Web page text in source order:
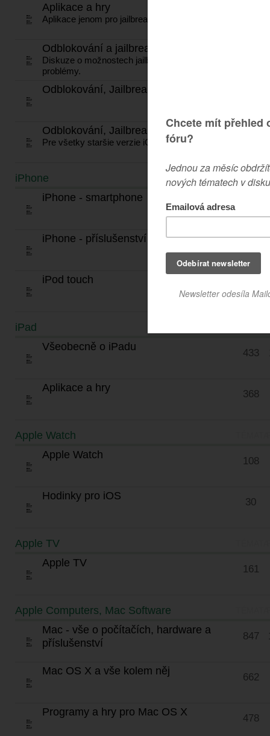
Aplikace a hry
Aplikace jenom pro jailbreaknuté zařízení.
Odblokování a jailbreak iOS
Diskuze o možnostech jailbreaku, novinky, dění,
problémy.
Odblokování, Jailbreak iOS 7.*
Odblokování, Jailbreak iOS 1 - iOS 6
Pre všetky staršie verzie iOS.
iPhone TÉMATA
iPhone - smartphone
iPhone - příslušenství
iPod touch
iPad
Všeobecně o iPadu
433
Aplikace a hry
368
Apple Watch
Apple Watch
108
Hodinky pro iOS
30
Apple TV
Apple TV
161
Apple Computers, Mac Software
Mac - vše o počítačích, hardware a
příslušenství
847
Mac OS X a vše kolem něj
662
Programy a hry pro Mac OS X
478